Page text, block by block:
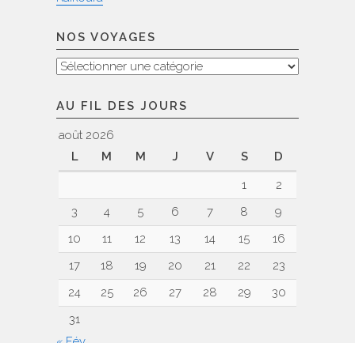
NOS VOYAGES
Nos
AU FIL DES JOURS
août 2026
L
M M J V S
D
1
2
3
4 5 6 7 8
9
10
11 12 13 14 15
16
17
18 19 20 21 22
23
24
25 26 27 28 29
30
31